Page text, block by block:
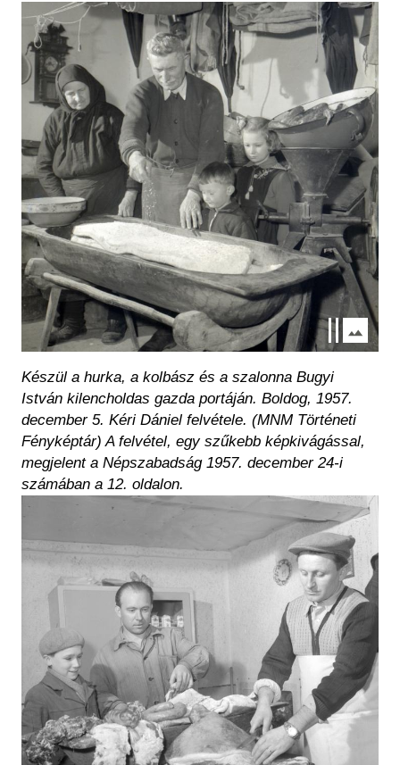
Image
Készül a hurka, a kolbász és a szalonna Bugyi
István kilencholdas gazda portáján. Boldog, 1957.
december 5. Kéri Dániel felvétele. (MNM Történeti
Fényképtár) A felvétel, egy szűkebb képkivágással,
megjelent a Népszabadság 1957. december 24-i
számában a 12. oldalon.
Image